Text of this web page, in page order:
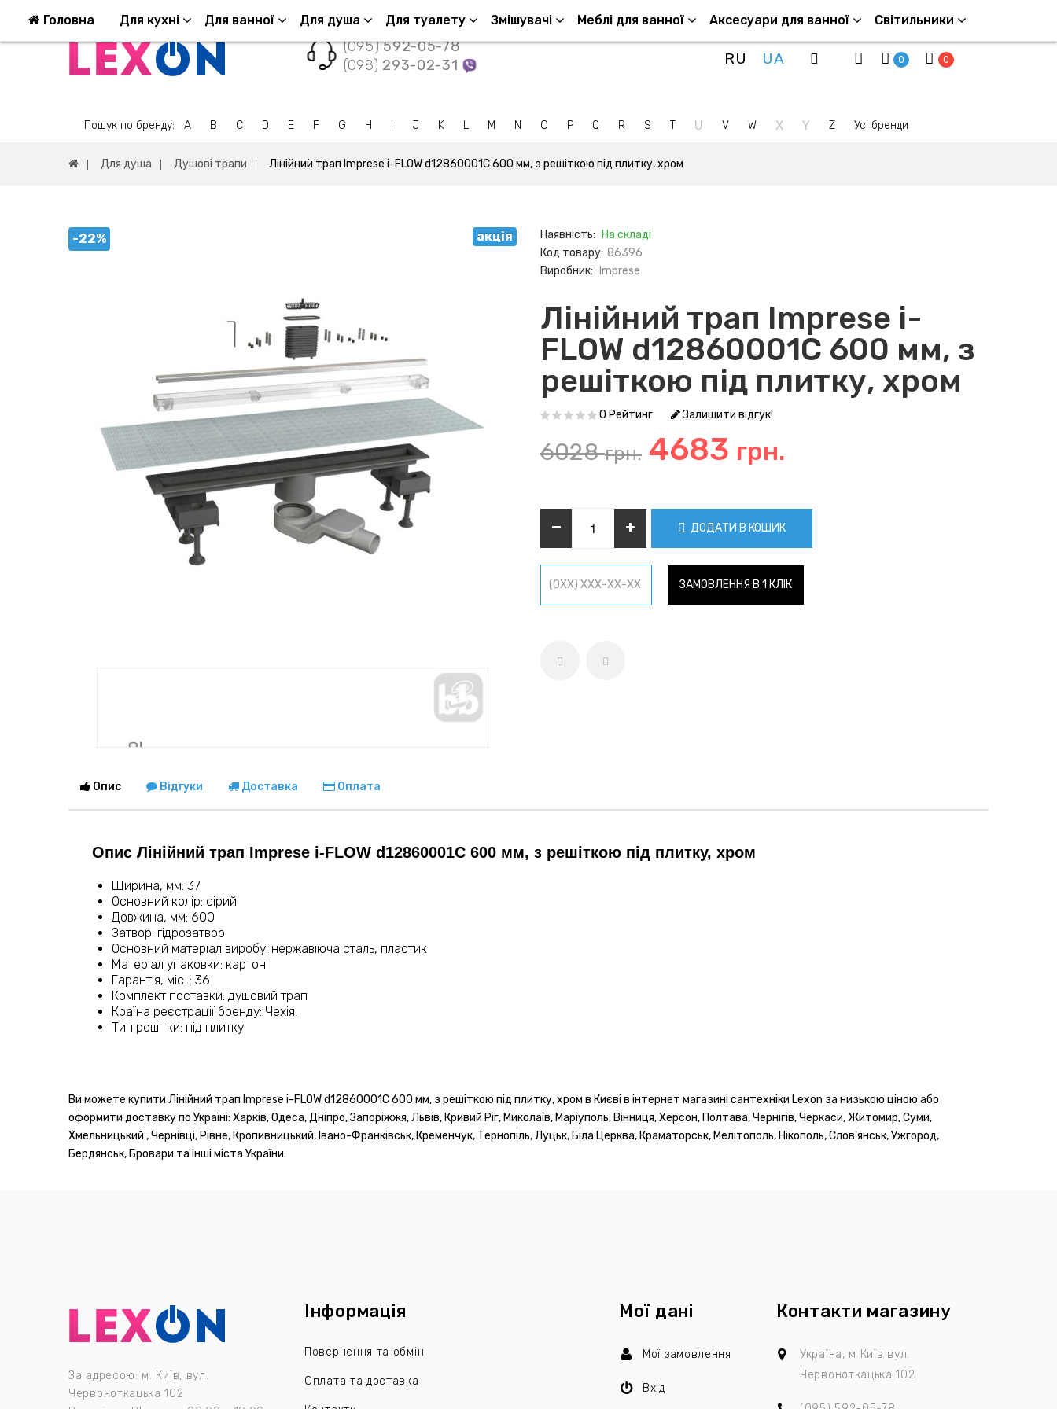
(095)592-05-78
(098) 293-02-31 RU UA 0 0
Головна Для кухні Для ванної Для душа Для туалету Змішувачі Меблі для ванної Аксесуари для ванної Світильники
Пошук по бренду: A B C D E F G H J K L M N O P Q R S T U V W X Y Z Усі бренди
Для душа Душові трапи Лінійний трап Imprese i-FLOW d12860001C 600 мм, з решіткою під плитку, хром
-22% акція Наявність:
На складі
Код товару: 86396
Виробник:
Imprese
Лінійний трап Imprese i-
FLOW d12860001C 600 мм, з
решіткою під плитку, хром
0 Рейтинг Залишити відгук!
6028грн. 4683 грн.
ДОДАТИ В КОШИК
ЗАМОВЛЕННЯ В 1 КЛІК
Опис Відгуки Доставка Оплата
Опис Лінійний трап Imprese i-FLOW d12860001C 600 мм, з решіткою під плитку, хром
Ширина, мм: 37
Основний колір: сірий
Довжина, мм: 600
Затвор: гідрозатвор
Основний матеріал виробу: нержавіюча сталь, пластик
Матеріал упаковки: картон
Гарантія, міс. : 36
Комплект поставки: душовий трап
Країна реєстрації бренду: Чехія.
Тип решітки: під плитку
Ви можете купити Лінійний трап Imprese i-FLOW d12860001C 600 мм, з решіткою під плитку, хром в Києві в інтернет магазині сантехніки Lexon за низькою ціною або
оформити доставку по Україні: Харків, Одеса, Дніпро, Запоріжжя, Львів, Кривий Ріг, Миколаїв, Маріуполь, Вінниця, Херсон, Полтава, Чернігів, Черкаси, Житомир, Суми,
Хмельницький , Чернівці, Рівне, Кропивницький, Івано-Франківськ, Кременчук, Тернопіль, Луцьк, Біла Церква, Краматорськ, Мелітополь, Нікополь, Слов'янськ, Ужгород,
Бердянськ, Бровари та інші міста України.
За адресою: м. Київ, вул.
Червоноткацька 102
Інформація
Повернення та обмін
Оплата та доставка
Мої дані
Мої замовлення
Вхід
Контакти магазину
Україна, м Київ вул.
Червоноткацька 102